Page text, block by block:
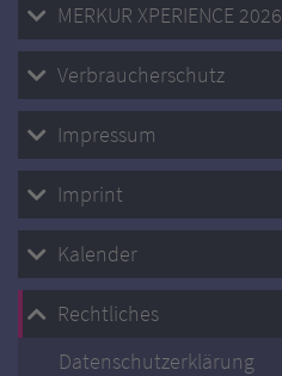
MERKUR XPERIENCE 2026
Verbraucherschutz
Impressum
Imprint
Kalender
Rechtliches
Datenschutzerklärung